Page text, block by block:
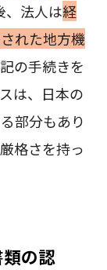
、法人は経
れた地方機
の手続きを
は、日本の
部分もあり
格さを持っ
の認